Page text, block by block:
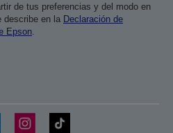
de tus preferencias y del modo en
describe en la Declaración de
Epson